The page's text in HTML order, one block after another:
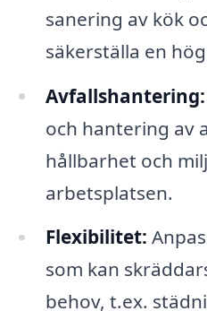
sanering av kök
säkerställa en
Avfallshantering:
och hantering av
hållbarhet och
arbetsplatsen.
Flexibilitet:
som kan
behov, t.ex.